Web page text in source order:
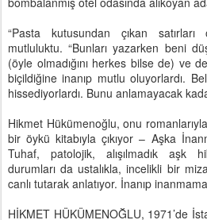
“Pasta kutusundan çıkan
mutluluktu. “Bunları yazarken beni
(öyle olmadığını herkes bilse de) ve
biçildiğine inanıp mutlu oluyorlardı.
hissediyorlardı. Bunu anlamayacak
Hikmet Hükümenoğlu, onu
bir öykü kitabıyla çıkıyor – Aşka
Tuhaf, patolojik, alışılmadık aşk
durumları da ustalıkla, incelikli bir
canlı tutarak anlatıyor. İnanıp
HİKMET HÜKÜMENOĞLU, 1971’de